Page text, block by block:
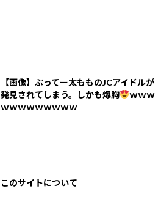
【画像】ぶってー太もものJCアイドルが
発見されてしまう。しかも爆胸
ｗｗｗ
ｗｗｗｗｗｗｗｗｗ
このサイトについて